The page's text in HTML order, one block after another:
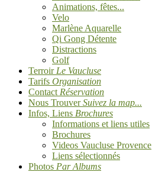
Animations, fêtes...
Velo
Marlène Aquarelle
Qi Gong Détente
Distractions
Golf
Terroir Le Vaucluse
Tarifs Organisation
Contact Réservation
Nous TrouverSuivez la map...
Infos, Liens Brochures
Informations et liens utiles
Brochures
Videos Vaucluse Provence
Liens sélectionnés
Photos Par Albums